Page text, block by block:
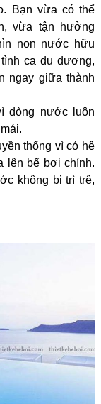
Bạn vừa có thể
vừa tận hưởng
non nước hữu
ca du dương,
ngay giữa thành
dòng nước luôn
thống vì có hệ
lên bể bơi chính.
không bị trì trệ,